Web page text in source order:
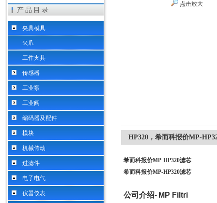
希而科工业控制设备（上海）有限公司
产品目录
夹具模具
夹爪
工件夹具
传感器
工业泵
工业阀
编码器及配件
模块
机械传动
过滤件
电子电气
仪器仪表
点击放大
HP320，希而科报价MP-
希而科报价MP-HP320滤芯
希而科报价MP-HP320滤芯
公司介绍- MP Filtri